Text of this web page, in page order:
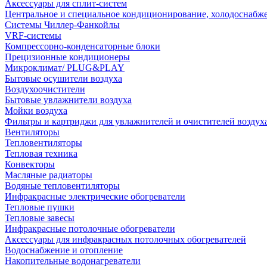
Аксессуары для сплит-систем
Центральное и специальное кондиционирование,
Системы Чиллер-Фанкойлы
VRF-системы
Компрессорно-конденсаторные блоки
Прецизионные кондиционеры
Микроклимат/ PLUG&PLAY
Бытовые осушители воздуха
Воздухоочистители
Бытовые увлажнители воздуха
Мойки воздуха
Фильтры и картриджи для увлажнителей и очистителей
Вентиляторы
Тепловентиляторы
Тепловая техника
Конвекторы
Масляные радиаторы
Водяные тепловентиляторы
Инфракрасные электрические обогреватели
Тепловые пушки
Тепловые завесы
Инфракрасные потолочные обогреватели
Аксессуары для инфракрасных потолочных обогревателей
Водоснабжение и отопление
Накопительные водонагреватели